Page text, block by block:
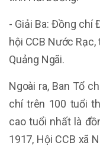
- Giải Ba: Đồng chí
hội CCB Nước Rạc,
Quảng Ngãi.
Ngoài ra, Ban Tổ
chí trên 100 tuổi
cao tuổi nhất là
1917, Hội CCB xã